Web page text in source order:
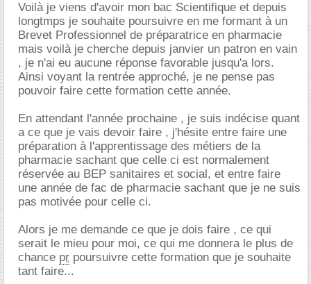
Voilà je viens d'avoir mon bac Scientifique et depuis
longtmps je souhaite poursuivre en me formant à un
Brevet Professionnel de préparatrice en pharmacie
mais voilà je cherche depuis janvier un patron en vain
, je n'ai eu aucune réponse favorable jusqu'a lors.
Ainsi voyant la rentrée approché, je ne pense pas
pouvoir faire cette formation cette année.
En attendant l'année prochaine , je suis indécise quant
a ce que je vais devoir faire , j'hésite entre faire une
préparation à l'apprentissage des métiers de la
pharmacie sachant que celle ci est normalement
réservée au BEP sanitaires et social, et entre faire
une année de fac de pharmacie sachant que je ne suis
pas motivée pour celle ci.
Alors je me demande ce que je dois faire , ce qui
serait le mieu pour moi, ce qui me donnera le plus de
chance pr poursuivre cette formation que je souhaite
tant faire...